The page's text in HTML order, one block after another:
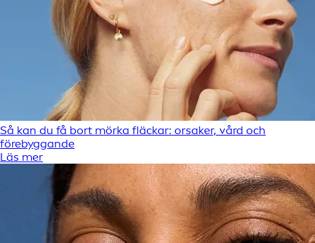
Så kan du få bort mörka fläckar: orsaker, vård och
förebyggande
Läs mer